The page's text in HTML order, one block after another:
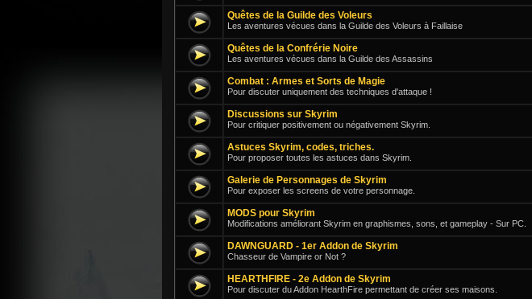
Quêtes de la Guilde des Voleurs
Les aventures vécues dans la Guilde des Voleurs à Faillaise
Quêtes de la Confrérie Noire
Les aventures vécues dans la Guilde des Assassins
Combat : Armes et Sorts de Magie
Pour discuter uniquement des techniques d'attaque !
Discussions sur Skyrim
Pour critiquer positivement ou négativement Skyrim.
Astuces Skyrim, codes, triches.
Pour proposer toutes les astuces dans Skyrim.
Galerie de Personnages de Skyrim
Pour exposer les screens de votre personnage.
MODS pour Skyrim
Modifications améliorant Skyrim en graphismes, sons, et gameplay - Sur PC.
DAWNGUARD - 1er Addon de Skyrim
Chasseur de Vampire or Not ?
HEARTHFIRE - 2e Addon de Skyrim
Pour discuter du Addon HearthFire permettant de créer ses maisons.